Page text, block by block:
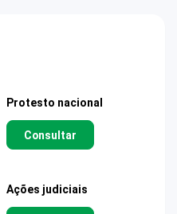
Protesto nacional
Consultar
Ações judiciais